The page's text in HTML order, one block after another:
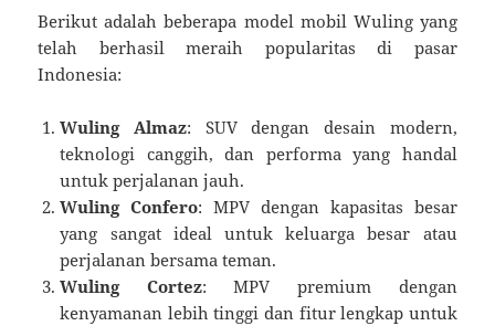
Berikut adalah beberapa model mobil Wuling yang
telah berhasil meraih popularitas di pasar
Indonesia:
Wuling Almaz: SUV dengan desain modern,
teknologi canggih, dan performa yang handal
untuk perjalanan jauh.
Wuling Confero: MPV dengan kapasitas besar
yang sangat ideal untuk keluarga besar atau
perjalanan bersama teman.
Wuling Cortez: MPV premium dengan
kenyamanan lebih tinggi dan fitur lengkap untuk